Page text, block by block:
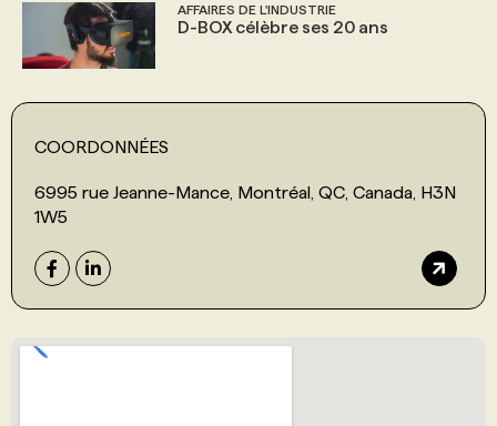
AFFAIRES DE L'INDUSTRIE
D-BOX célèbre ses 20 ans
COORDONNÉES
6995 rue Jeanne-Mance, Montréal, QC, Canada, H3N
1W5